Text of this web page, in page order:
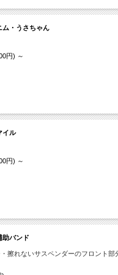
ム・うさちゃん
円) ～
イル
円) ～
助バンド
擦れないサスペンダーのフロント部